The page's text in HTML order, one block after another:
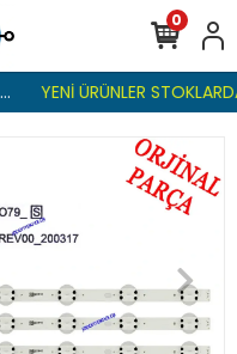
YENİ ÜRÜNLER
0